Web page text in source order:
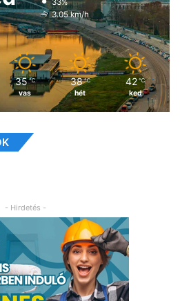
3.05 km/h
35 ℃
vas
38 ℃
hét
42 ℃
ked
- Hirdetés -